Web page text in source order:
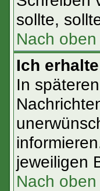
sollte,
Nach oben
Ich
In
jeweiligen
Nach oben